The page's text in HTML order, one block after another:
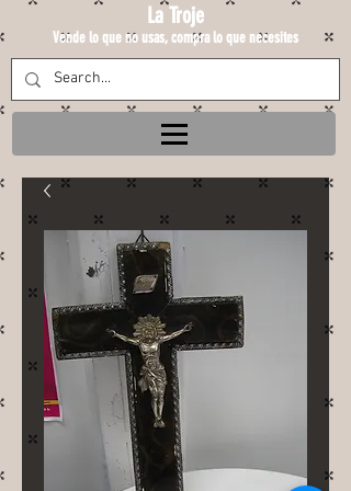
La Troje
Vende lo que no usas, compra lo que necesites